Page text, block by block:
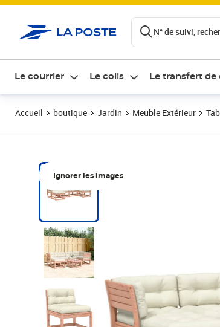
N° de suivi,
Le courrier Le colis Le transfert de
Accueil boutique Jardin Meuble Extérieur
Ignorer les images